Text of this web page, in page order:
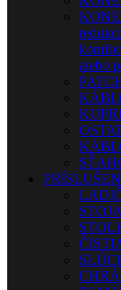
alebo